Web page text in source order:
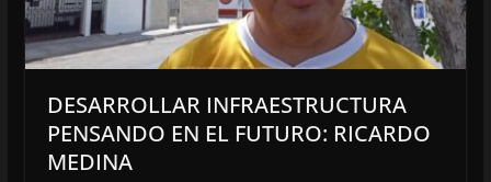
DESARROLLAR INFRAESTRUCTURA
PENSANDO EN EL FUTURO: RICARDO
MEDINA